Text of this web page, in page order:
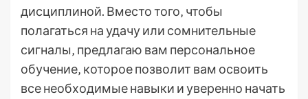
дисциплиной. Вместо того‚ чтобы
полагаться на удачу или сомнительные
сигналы‚ предлагаю вам персональное
обучение‚ которое позволит вам освоить
все необходимые навыки и уверенно начать